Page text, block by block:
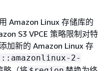
Amazon Linux 存储库的
S3 VPCE 策略限制对特
加新的 Amazon Linux 存
2-